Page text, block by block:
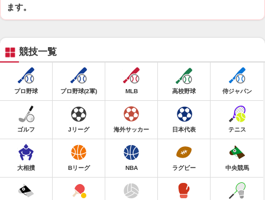
ます。
競技一覧
プロ野球 プロ野球(2軍) MLB 高校野球 侍ジャパン
ゴルフ Jリーグ 海外サッカー 日本代表 テニス
大相撲 Bリーグ NBA ラグビー 中央競馬